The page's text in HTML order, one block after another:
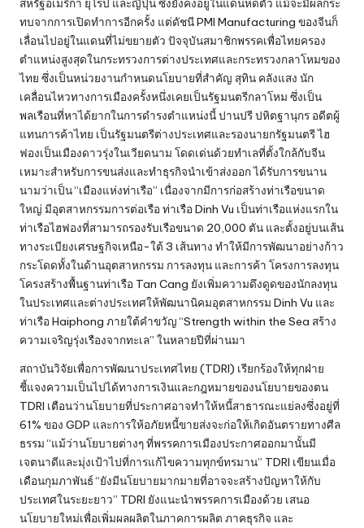
ทบจากการเปิดทำการอีกครั้ง แต่ดัชนี PMI Manufacturing ของจีนก็
เลื่อนไปอยู่ในแดนที่ไม่ขยายตัว ปัจจุบันสมาชิกพรรคเพื่อไทยครอง
ตำแหน่งสูงสุดในกระทรวงการต่างประเทศและกระทรวงกลาโหมของ
ไทย ซึ่งเป็นหน่วยงานกำหนดนโยบายที่สำคัญ สุทิน คลังแสง นัก
เคลื่อนไหวทางการเมืองครั้งหนึ่งเคยเป็นรัฐมนตรีกลาโหม ซึ่งเป็น
พลเรือนที่หาได้ยากในการดำรงตำแหน่งนี้ ปานปรี ปหิตฐานุกร อดีตผู้
แทนการค้าไทย เป็นรัฐมนตรีต่างประเทศและรองนายกรัฐมนตรี ไฮ
ฟองเป็นเมืองดาวรุ่งในเวียดนาม โดดเด่นด้วยทำเลที่ตั้งใกล้กับจีน
เหมาะสำหรับการขนส่งและทำธุรกิจนำเข้าส่งออก ได้รับการขนาน
นามว่าเป็น “เมืองแห่งท่าเรือ” เนื่องจากมีการก่อสร้างท่าเรือขนาด
ใหญ่ มีอุตสาหกรรมการต่อเรือ ท่าเรือ Dinh Vu เป็นท่าเรือแห่งแรกใน
ท่าเรือไฮฟองที่สามารถรองรับเรือขนาด 20,000 ตัน และตั้งอยู่บนเส้น
ทางระเบียงเศรษฐกิจเหนือ-ใต้ 3 เส้นทาง ทำให้มีการพัฒนาอย่างก้าว
กระโดดทั้งในด้านอุตสาหกรรม การลงทุน และการค้า โครงการลงทุน
โครงสร้างพื้นฐานท่าเรือ Tan Cang ยังเพิ่มความดึงดูดของนักลงทุน
ในประเทศและต่างประเทศให้พัฒนานิคมอุตสาหกรรม Dinh Vu และ
ท่าเรือ Haiphong ภายใต้คำขวัญ “Strength within the Sea สร้าง
ความเจริญรุ่งเรืองจากทะเล” ในหลายปีที่ผ่านมา
สถาบันวิจัยเพื่อการพัฒนาประเทศไทย (TDRI) เรียกร้องให้ทุกฝ่าย
ชี้แจงความเป็นไปได้ทางการเงินและกฎหมายของนโยบายของตน
TDRI เตือนว่านโยบายที่ประกาศอาจทำให้หนี้สาธารณะแย่ลงซึ่งอยู่ที่
61% ของ GDP และการให้อภัยหนี้ขายส่งจะก่อให้เกิดอันตรายทางศีล
ธรรม “แม้ว่านโยบายต่างๆ ที่พรรคการเมืองประกาศออกมานั้นมี
เจตนาดีและมุ่งเป้าไปที่การแก้ไขความทุกข์ทรมาน” TDRI เขียนเมื่อ
เดือนกุมภาพันธ์ “ยังมีนโยบายมากมายที่อาจจะสร้างปัญหาให้กับ
ประเทศในระยะยาว” TDRI ยังแนะนำพรรคการเมืองด้วย เสนอ
นโยบายใหม่เพื่อเพิ่มผลผลิตในภาคการผลิต ภาคธุรกิจ และ